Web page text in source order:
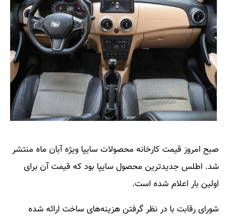
صبح امروز قیمت کارخانه محصولات سایپا ویژه آبان ماه منتشر
شد. اطلس جدیدترین محصول سایپا بود که قیمت آن برای
اولین بار اعلام شده است.
شورای رقابت با در نظر گرفتن هزینه‌های ساخت ارائه شده